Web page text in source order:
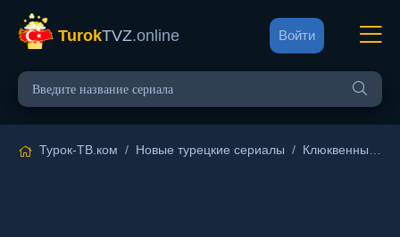
TurokTVZ.online Войти
Турок-ТВ.ком / Новые турецкие сериалы / Клюквенный щербет